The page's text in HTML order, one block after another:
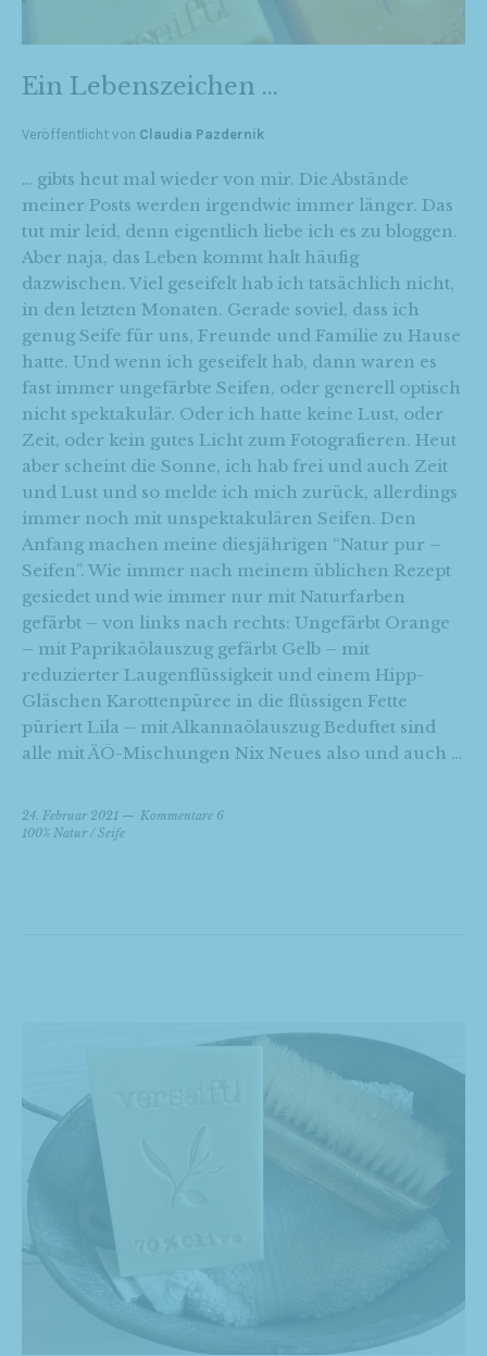
Ein Lebenszeichen …
Veröffentlicht von Claudia Pazdernik
… gibts heut mal wieder von mir. Die Abstände
meiner Posts werden irgendwie immer länger. Das
tut mir leid, denn eigentlich liebe ich es zu bloggen.
Aber naja, das Leben kommt halt häufig
dazwischen. Viel geseifelt hab ich tatsächlich nicht,
in den letzten Monaten. Gerade soviel, dass ich
genug Seife für uns, Freunde und Familie zu Hause
hatte. Und wenn ich geseifelt hab, dann waren es
fast immer ungefärbte Seifen, oder generell optisch
nicht spektakulär. Oder ich hatte keine Lust, oder
Zeit, oder kein gutes Licht zum Fotografieren. Heut
aber scheint die Sonne, ich hab frei und auch Zeit
und Lust und so melde ich mich zurück, allerdings
immer noch mit unspektakulären Seifen. Den
Anfang machen meine diesjährigen “Natur pur –
Seifen”. Wie immer nach meinem üblichen Rezept
gesiedet und wie immer nur mit Naturfarben
gefärbt – von links nach rechts: Ungefärbt Orange
– mit Paprikaölauszug gefärbt Gelb – mit
reduzierter Laugenflüssigkeit und einem Hipp-
Gläschen Karottenpüree in die flüssigen Fette
püriert Lila – mit Alkannaölauszug Beduftet sind
alle mit ÄÖ-Mischungen Nix Neues also und auch …
24. Februar 2021
Kommentare 6
100% Natur /Seife